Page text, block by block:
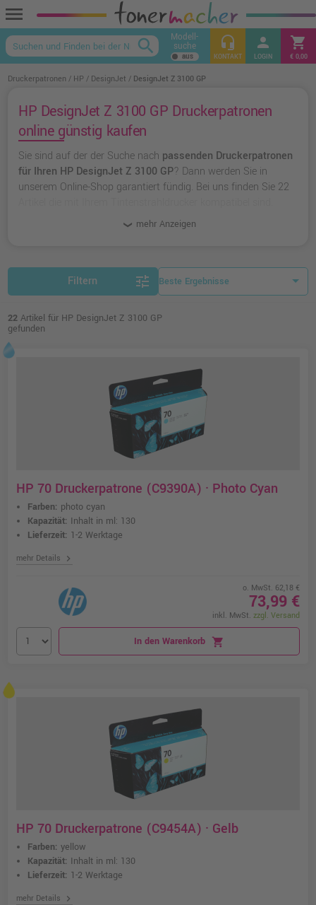
menu
keyboard_arrow_up
search Modell-
suche headset_mic
KONTAKT
person
LOGIN
shopping_cart
€ 0,00
Druckerpatronen HP DesignJet DesignJet Z 3100 GP
HP DesignJet Z 3100 GP Druckerpatronen
online günstig kaufen
Sie sind auf der der Suche nach passenden Druckerpatronen
für Ihren HP DesignJet Z 3100 GP? Dann werden Sie in
unserem Online-Shop garantiert fündig. Bei uns finden Sie 22
originalen Druckerpatronen von HP
unserer Hausmarke Ampertec
mehr Anzeigen
Filtern tune
22 Artikel für HP DesignJet Z 3100 GP
gefunden
HP 70 Druckerpatrone (C9390A) · Photo Cyan
Farben: photo cyan
Kapazität: Inhalt in ml: 130
Lieferzeit: 1-2 Werktage
mehr Details chevron_right
o. MwSt. 62,18 €
73,99 €
inkl. MwSt. zzgl. Versand
In den Warenkorb shopping_cart
HP 70 Druckerpatrone (C9454A) · Gelb
Farben: yellow
Kapazität: Inhalt in ml: 130
Lieferzeit: 1-2 Werktage
mehr Details chevron_right